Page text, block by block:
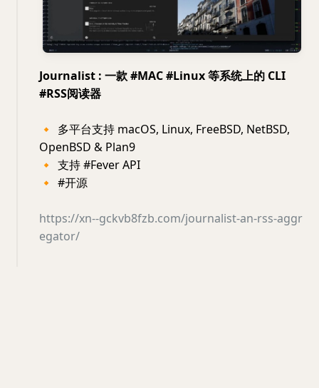
Journalist : 一款 #MAC #Linux 等系统上的 CLI
#RSS阅读器
🔸
多平台支持 macOS, Linux, FreeBSD, NetBSD,
OpenBSD & Plan9
🔸 支持 #Fever API
🔸 #开源
https://xn--gckvb8fzb.com/journalist-an-rss-aggr
egator/